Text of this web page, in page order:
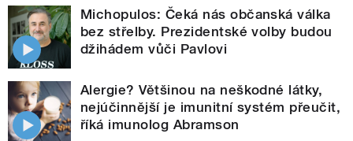
Michopulos: Čeká nás občanská válka
bez střelby. Prezidentské volby budou
džihádem vůči Pavlovi
Alergie? Většinou na neškodné látky,
nejúčinnější je imunitní systém přeučit,
říká imunolog Abramson